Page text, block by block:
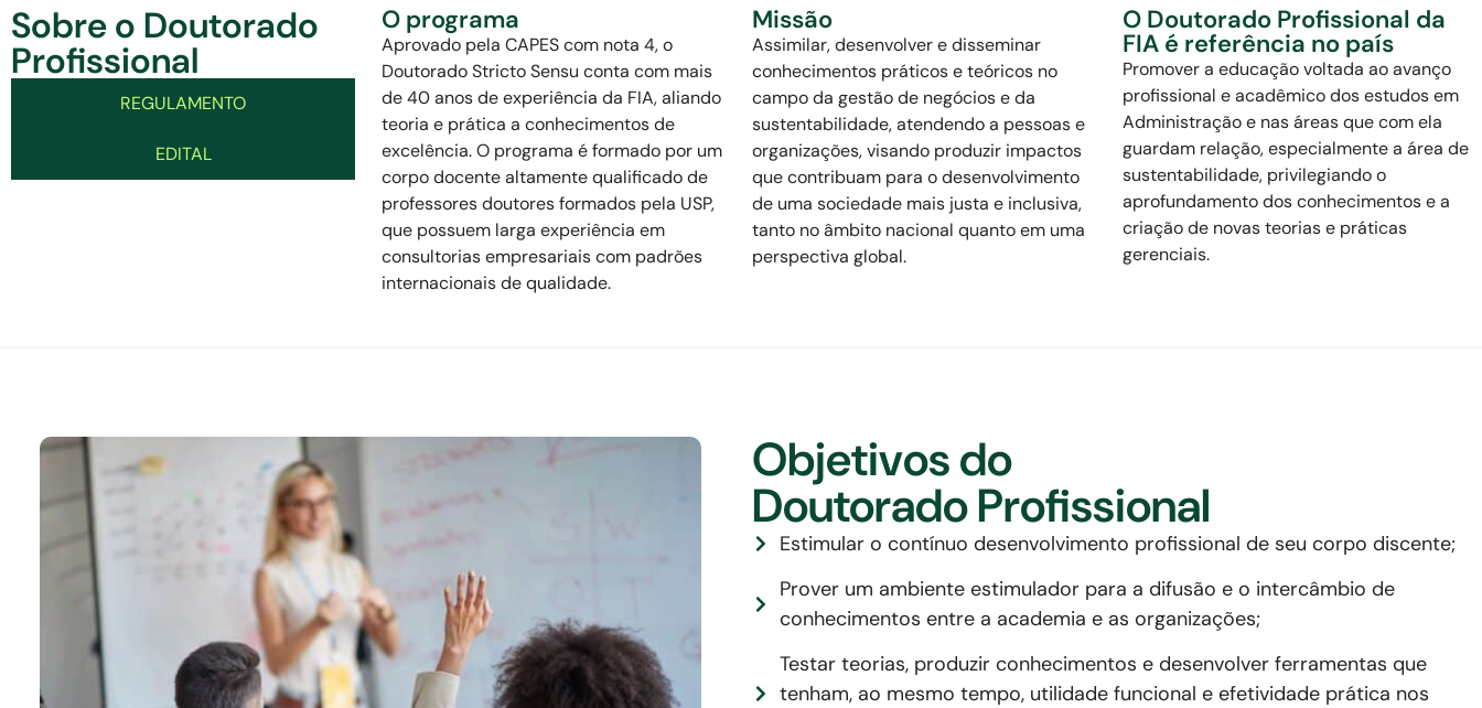
Sobre o Doutorado
Profissional
REGULAMENTO
EDITAL
O programa
Aprovado pela CAPES com nota 4, o
Doutorado Stricto Sensu conta com mais
de 40 anos de experiência da FIA, aliando
teoria e prática a conhecimentos de
excelência. O programa é formado por um
corpo docente altamente qualificado de
professores doutores formados pela USP,
que possuem larga experiência em
consultorias empresariais com padrões
internacionais de qualidade.
Missão
Assimilar, desenvolver e disseminar
conhecimentos práticos e teóricos no
campo da gestão de negócios e da
sustentabilidade, atendendo a pessoas e
organizações, visando produzir impactos
que contribuam para o desenvolvimento
de uma sociedade mais justa e inclusiva,
tanto no âmbito nacional quanto em uma
perspectiva global.
O Doutorado Profissional da
FIA é referência no país
Promover a educação voltada ao avanço
profissional e acadêmico dos estudos em
Administração e nas áreas que com ela
guardam relação, especialmente a área de
sustentabilidade, privilegiando o
aprofundamento dos conhecimentos e a
criação de novas teorias e práticas
gerenciais.
Objetivos do
Doutorado Profissional
Estimular o contínuo desenvolvimento profissional de seu corpo discente;
Prover um ambiente estimulador para a difusão e o intercâmbio de
conhecimentos entre a academia e as organizações;
Testar teorias, produzir conhecimentos e desenvolver ferramentas que
tenham, ao mesmo tempo, utilidade funcional e efetividade prática nos